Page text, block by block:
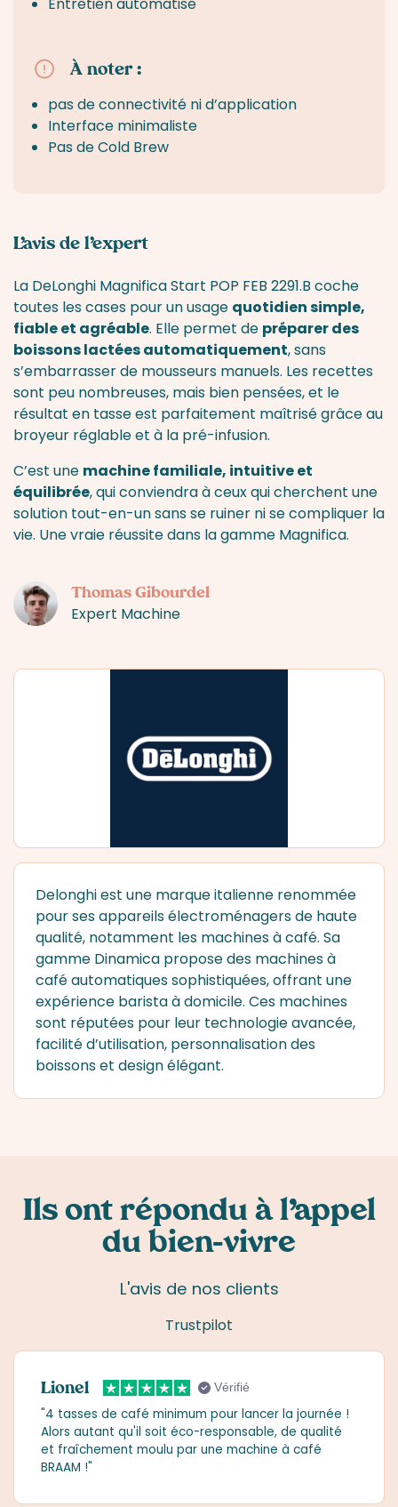
Interface
Rinçage des buses et détartrage automatiques
À noter :
pas de connectivité ni d’application
Interface minimaliste
Pas de Cold Brew
L’avis de l’expert
La DeLonghi Magnifica Start POP FEB 2291.B coche
toutes les cases pour un usage quotidien simple,
fiable et agréable. Elle permet de préparer des
boissons lactées automatiquement, sans
s’embarrasser de mousseurs manuels. Les recettes
sont peu nombreuses, mais bien pensées, et le
résultat en tasse est parfaitement maîtrisé grâce au
broyeur réglable et à la pré-infusion.
C’est une machine familiale, intuitive et
équilibrée, qui conviendra à ceux qui cherchent une
solution tout-en-un sans se ruiner ni se compliquer la
vie. Une vraie réussite dans la gamme Magnifica.
Thomas Gibourdel
Expert Machine
Delonghi est une marque italienne renommée
pour ses appareils électroménagers de haute
qualité, notamment les machines à café. Sa
gamme Dinamica propose des machines à
café automatiques sophistiquées, offrant une
expérience barista à domicile. Ces machines
sont réputées pour leur technologie avancée,
facilité d’utilisation, personnalisation des
boissons et design élégant.
Ils ont répondu à l’appel
du bien-vivre
L'avis de nos clients
Trustpilot
Lionel Vérifié
"4 tasses de café minimum pour lancer la journée !
Alors autant qu'il soit éco-responsable, de qualité
et fraîchement moulu par une machine à café
BRAAM !"